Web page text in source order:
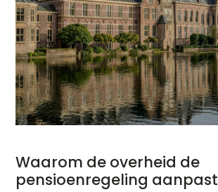
Waarom de overheid de
pensioenregeling aanpast